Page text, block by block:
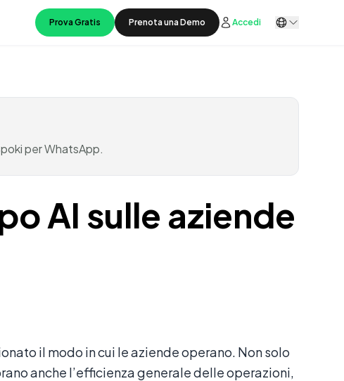
Prova Gratis Prenota una Demo Accedi
per WhatsApp.
AI sulle aziende
il modo in cui le aziende operano. Non solo
anche l’efficienza generale delle operazioni,